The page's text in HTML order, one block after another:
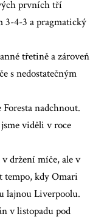
prvních tří
3-4-3 a pragmatický
třetině a zároveň
s nedostatečným
nadchnout.
viděli v roce
držení míče, ale v
tempo, kdy Omari
lajnou Liverpoolu.
v listopadu pod